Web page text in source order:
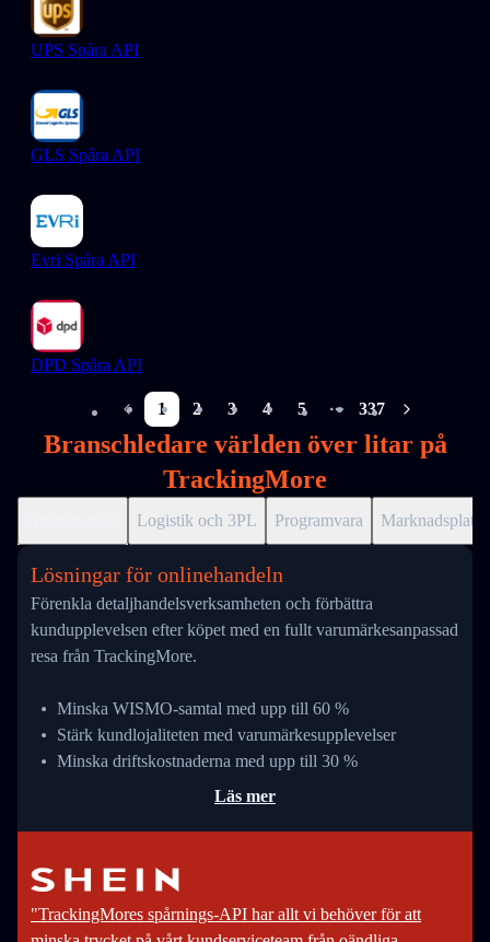
UPS Spåra API
GLS Spåra API
Evri Spåra API
DPD Spåra API
1 2 3 4 5
More pages
337
Branschledare världen över litar på
TrackingMore
Logistik och 3PL Programvara Marknadsplats
Lösningar för onlinehandeln
Förenkla detaljhandelsverksamheten och förbättra
kundupplevelsen efter köpet med en fullt varumärkesanpassad
resa från TrackingMore.
Minska WISMO-samtal med upp till 60 %
Stärk kundlojaliteten med varumärkesupplevelser
Minska driftskostnaderna med upp till 30 %
Läs mer
"TrackingMores spårnings-API har allt vi behöver för att